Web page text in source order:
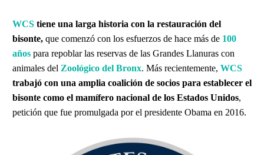
WCS tiene una larga historia con la restauración del
bisonte, que comenzó con los esfuerzos de hace más de 100
años para repoblar las reservas de las Grandes Llanuras con
animales del Zoológico del Bronx. Más recientemente, WCS
trabajó con una amplia coalición de socios para establecer el
bisonte como el mamífero nacional de los Estados Unidos,
petición que fue promulgada por el presidente Obama en 2016.